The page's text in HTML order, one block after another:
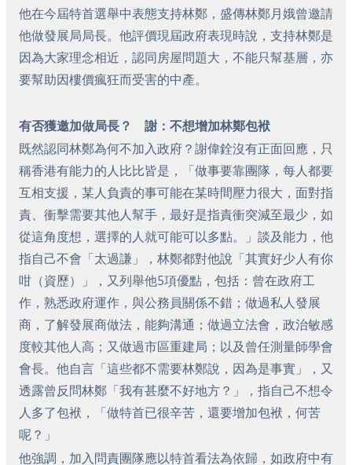
他在今屆特首選舉中表態支持林鄭，盛傳林鄭月娥曾邀請
他做發展局局長。他評價現屆政府表現時說，支持林鄭是
因為大家理念相近，認同房屋問題大，不能只幫基層，亦
要幫助因樓價瘋狂而受害的中產。
有否獲邀加做局長？ 謝：不想增加林鄭包袱
既然認同林鄭為何不加入政府？謝偉銓沒有正面回應，只
稱香港有能力的人比比皆是，「做事要靠團隊，每人都要
互相支援，某人負責的事可能在某時間壓力很大，面對指
責、衝擊需要其他人幫手，最好是指責衝突減至最少，如
從這角度想，選擇的人就可能可以多點。」談及能力，他
指自己不會「太過謙」，林鄭都對他說「其實好少人有你
咁（資歷）」，又列舉他5項優點，包括：曾在政府工
作，熟悉政府運作，與公務員關係不錯；做過私人發展
商，了解發展商做法，能夠溝通；做過立法會，政治敏感
度較其他人高；又做過市區重建局；以及曾任測量師學會
會長。他自言「這些都不需要林鄭說，因為是事實」，又
透露曾反問林鄭「我有甚麼不好地方？」，指自己不想令
人多了包袱，「做特首已很辛苦，還要增加包袱，何苦
呢？」
他強調，加入問責團隊應以特首看法為依歸，如政府中有